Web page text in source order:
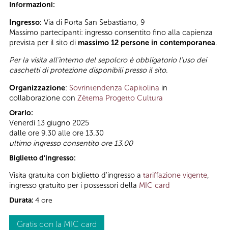
Informazioni:
Ingresso: Via di Porta San Sebastiano, 9
Massimo partecipanti: ingresso consentito fino alla capienza
prevista per il sito di massimo 12 persone in contemporanea.
Per la visita all’interno del sepolcro è obbligatorio l'uso dei
caschetti di protezione disponibili presso il sito.
Organizzazione: Sovrintendenza Capitolina in
collaborazione con Zètema Progetto Cultura
Orario:
Venerdì 13 giugno 2025
dalle ore 9.30 alle ore 13.30
ultimo ingresso consentito ore 13.00
Biglietto d'ingresso:
Visita gratuita con biglietto d'ingresso a tariffazione vigente,
ingresso gratuito per i possessori della MIC card
Durata: 4 ore
Gratis con la MIC card